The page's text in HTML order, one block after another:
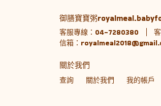
御膳寶寶粥
客服專線：04-7280380
信箱：
關於我們
查詢 關於我們 我的帳戶